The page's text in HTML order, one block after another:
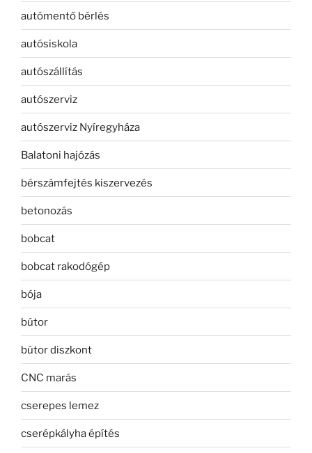
autómentő bérlés
autósiskola
autószállítás
autószerviz
autószerviz Nyíregyháza
Balatoni hajózás
bérszámfejtés kiszervezés
betonozás
bobcat
bobcat rakodógép
bója
bútor
bútor diszkont
CNC marás
cserepes lemez
cserépkályha építés